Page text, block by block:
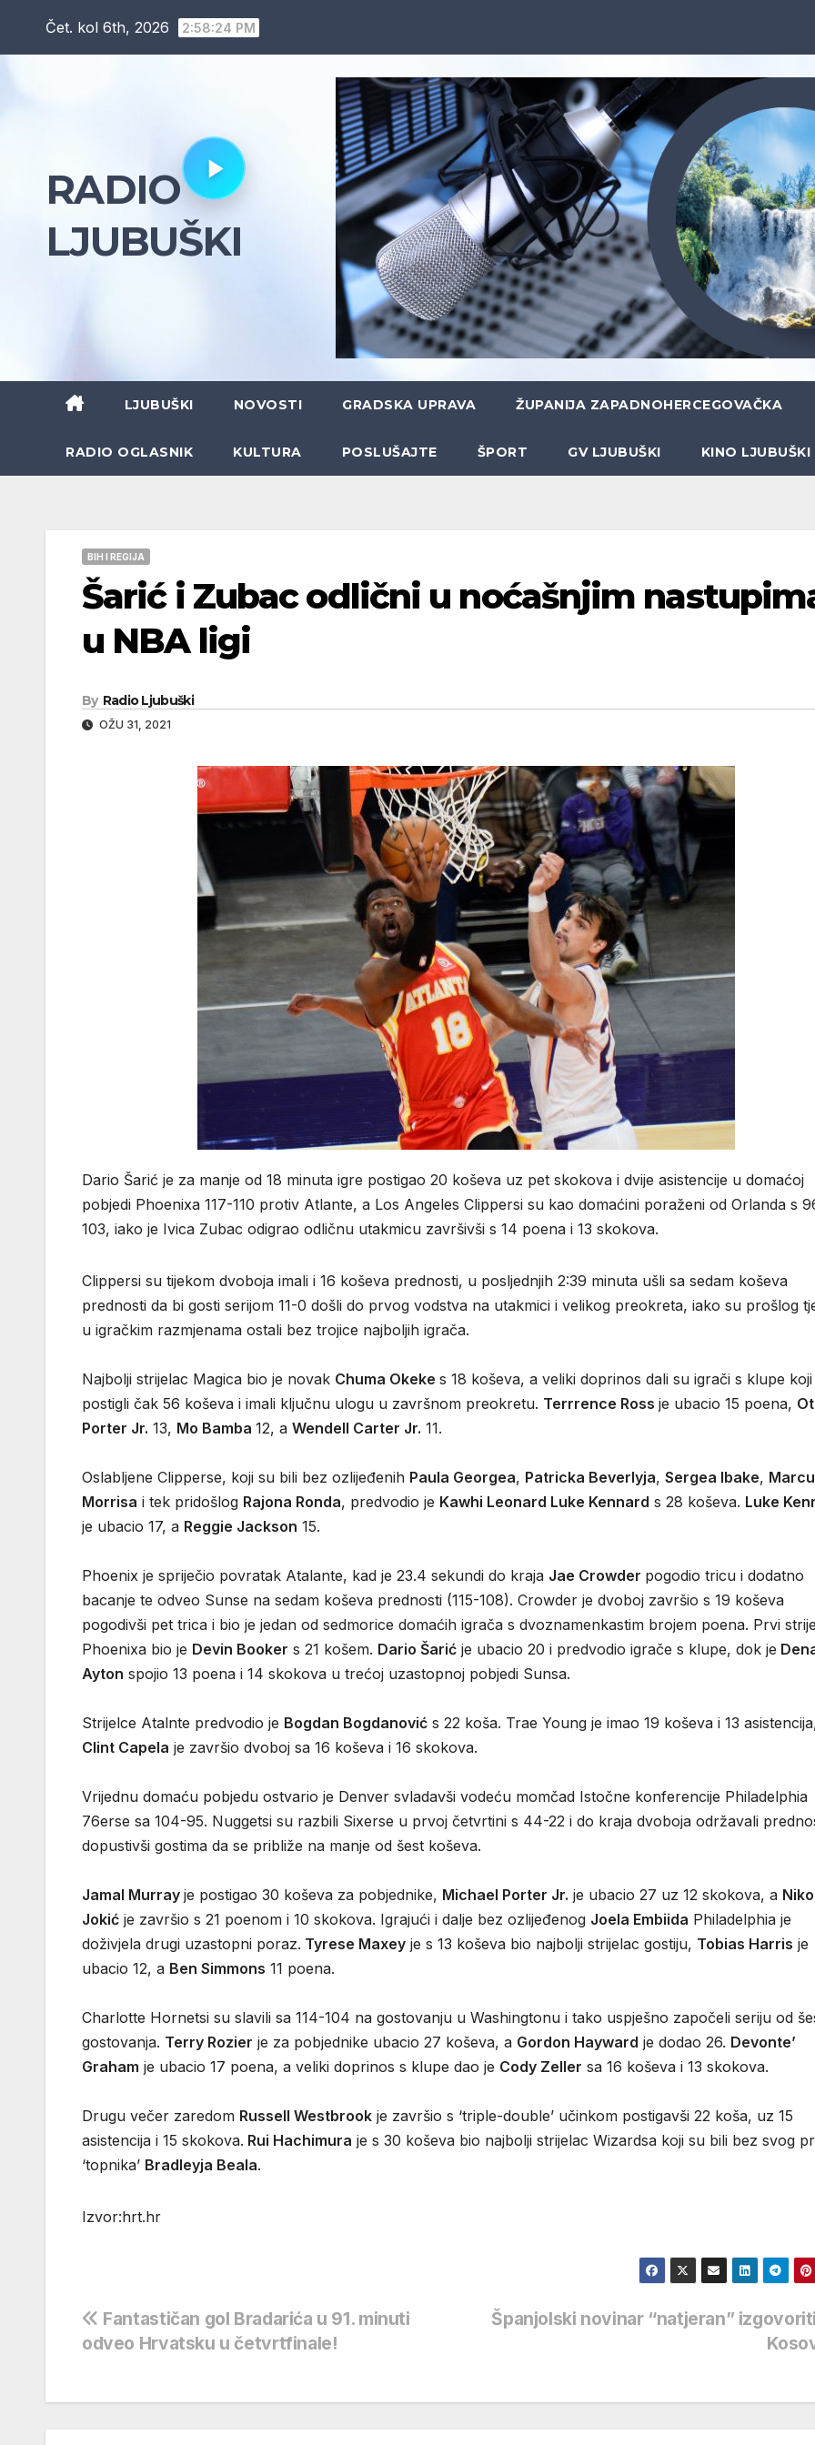
Čet. kol 6th, 2026 2:58:26 PM
RADIO
LJUBUŠKI
LJUBUŠKI NOVOSTI GRADSKA UPRAVA ŽUPANIJA ZAPADNOHERCEGOVAČKA
RADIO OGLASNIK KULTURA POSLUŠAJTE ŠPORT GV LJUBUŠKI KINO LJUBUŠKI
BIH I REGIJA
Šarić i Zubac odlični u noćašnjim
u NBA ligi
By Radio Ljubuški
OŽU 31, 2021
Dario Šarić je za manje od 18 minuta igre postigao 20 koševa uz pet skokova i dvije asistencije u domaćoj
pobjedi Phoenixa 117-110 protiv Atlante, a Los Angeles Clippersi su kao domaćini poraženi od Orlanda s
103, iako je Ivica Zubac odigrao odličnu utakmicu završivši s 14 poena i 13 skokova.
Clippersi su tijekom dvoboja imali i 16 koševa prednosti, u posljednjih 2:39 minuta ušli sa sedam koševa
prednosti da bi gosti serijom 11-0 došli do prvog vodstva na utakmici i velikog preokreta, iako su prošlog
u igračkim razmjenama ostali bez trojice najboljih igrača.
Najbolji strijelac Magica bio je novak Chuma Okeke s 18 koševa, a veliki doprinos dali su igrači s klupe
postigli čak 56 koševa i imali ključnu ulogu u završnom preokretu. Terrrence Ross je ubacio 15 poena,
Porter Jr. 13, Mo Bamba 12, a Wendell Carter Jr. 11.
Oslabljene Clipperse, koji su bili bez ozlijeđenih Paula Georgea, Patricka Beverlyja, Sergea Ibake,
Morrisa i tek pridošlog Rajona Ronda, predvodio je Kawhi Leonard Luke Kennard s 28 koševa. Luke
je ubacio 17, a Reggie Jackson 15.
Phoenix je spriječio povratak Atalante, kad je 23.4 sekundi do kraja Jae Crowder pogodio tricu i dodatno
bacanje te odveo Sunse na sedam koševa prednosti (115-108). Crowder je dvoboj završio s 19 koševa
pogodivši pet trica i bio je jedan od sedmorice domaćih igrača s dvoznamenkastim brojem poena. Prvi
Phoenixa bio je Devin Booker s 21 košem. Dario Šarić je ubacio 20 i predvodio igrače s klupe, dok je
Ayton spojio 13 poena i 14 skokova u trećoj uzastopnoj pobjedi Sunsa.
Strijelce Atalnte predvodio je Bogdan Bogdanović s 22 koša. Trae Young je imao 19 koševa i 13
Clint Capela je završio dvoboj sa 16 koševa i 16 skokova.
Vrijednu domaću pobjedu ostvario je Denver svladavši vodeću momčad Istočne konferencije Philadelphia
76erse sa 104-95. Nuggetsi su razbili Sixerse u prvoj četvrtini s 44-22 i do kraja dvoboja održavali
dopustivši gostima da se približe na manje od šest koševa.
Jamal Murray je postigao 30 koševa za pobjednike, Michael Porter Jr. je ubacio 27 uz 12 skokova, a
Jokić je završio s 21 poenom i 10 skokova. Igrajući i dalje bez ozlijeđenog Joela Embiida Philadelphia je
doživjela drugi uzastopni poraz. Tyrese Maxey je s 13 koševa bio najbolji strijelac gostiju, Tobias Harris je
ubacio 12, a Ben Simmons 11 poena.
Charlotte Hornetsi su slavili sa 114-104 na gostovanju u Washingtonu i tako uspješno započeli seriju od
gostovanja. Terry Rozier je za pobjednike ubacio 27 koševa, a Gordon Hayward je dodao 26. Devonte’
Graham je ubacio 17 poena, a veliki doprinos s klupe dao je Cody Zeller sa 16 koševa i 13 skokova.
Drugu večer zaredom Russell Westbrook je završio s ‘triple-double’ učinkom postigavši 22 koša, uz 15
asistencija i 15 skokova. Rui Hachimura je s 30 koševa bio najbolji strijelac Wizardsa koji su bili bez svog
‘topnika’ Bradleyja Beala.
Izvor:hrt.hr
Navigacija
Španjolski novinar “natjeran”
Fantastičan gol Bradarića u 91. minuti
odveo Hrvatsku u četvrtfinale!